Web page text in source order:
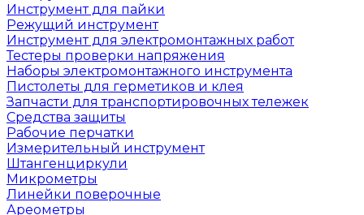
Инструмент для пайки
Режущий инструмент
Инструмент для электромонтажных работ
Тестеры проверки напряжения
Наборы электромонтажного инструмента
Пистолеты для герметиков и клея
Запчасти для транспортировочных тележек
Средства защиты
Рабочие перчатки
Измерительный инструмент
Штангенциркули
Микрометры
Линейки поверочные
Ареометры